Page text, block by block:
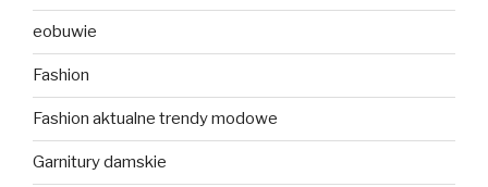
eobuwie
Fashion
Fashion aktualne trendy modowe
Garnitury damskie